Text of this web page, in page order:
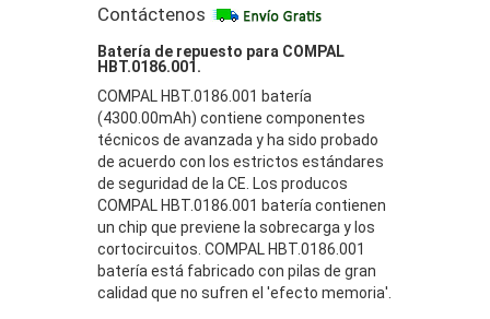
Contáctenos
Batería de repuesto para COMPAL
HBT.0186.001.
COMPAL HBT.0186.001 batería
(4300.00mAh) contiene componentes
técnicos de avanzada y ha sido probado
de acuerdo con los estrictos estándares
de seguridad de la CE. Los producos
COMPAL HBT.0186.001 batería contienen
un chip que previene la sobrecarga y los
cortocircuitos. COMPAL HBT.0186.001
batería está fabricado con pilas de gran
calidad que no sufren el 'efecto memoria'.